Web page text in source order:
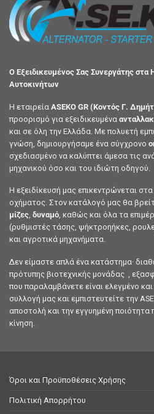
Ο Εξειδικευμένος Σας Συνεργάτης στα
Αυτοκινήτων
Η εταιρεία ASEKO GR (Κοντός Γ.
προορισμό για εξειδικευμένα
και σε όλη την Ελλάδα. Με πολυετή
γνώση, δημιουργήσαμε ένα σύγχρονο
σχεδιασμένο να καλύπτει άμεσα τις
μηχανικού όσο και του ιδιώτη οδηγού.
Η εξειδίκευσή μας επικεντρώνεται
οχήματος. Στον κατάλογό μας θα
μίζες, δυναμό, καθώς και όλα τα
(ρυθμιστές τάσης, ψήκτροηήκες,
και αγροτικά μηχανήματα.
Δεν είμαστε απλά ένα κατάστημα·
πρότυπης βιοτεχνικής μονάδας ,
που παραλαμβάνετε είναι ελεγμένο
συλλογή μας και εμπιστευτείτε την
αποστολή και την εγγυημένη
κίνηση.
Όροι και Προϋποθέσεις Χρήσης
Πολιτική Απορρήτου